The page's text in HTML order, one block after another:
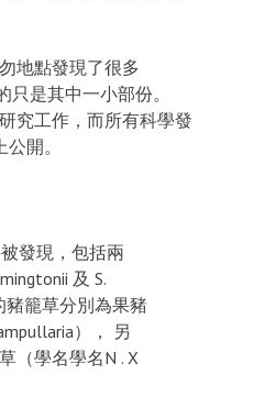
地點發現了很多
只是其中一小部份。
究工作，而所有科學發
開。
發現，包括兩
及 S.
豬籠草分別為果豬
）， 另
（學名學名N . X